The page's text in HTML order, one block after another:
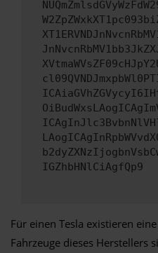
IGZhbHNlCiAgfQp9
Für einen Tesla existieren
Fahrzeuge dieses Herstellers